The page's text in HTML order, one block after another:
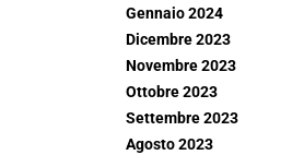
Gennaio 2024
Dicembre 2023
Novembre 2023
Ottobre 2023
Settembre 2023
Agosto 2023